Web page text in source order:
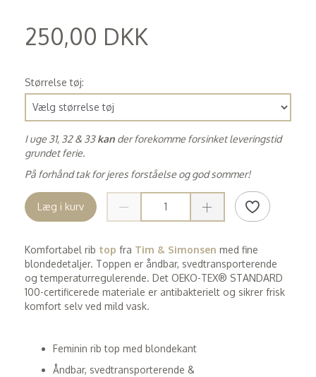
250,00 DKK
Størrelse tøj:
I uge 31, 32 & 33kan der forekomme forsinket leveringstid
grundet ferie.
På forhånd tak for jeres forståelse og god sommer!
Læg i kurv
Komfortabel rib top fra Tim & Simonsen med fine
blondedetaljer. Toppen er åndbar, svedtransporterende
og temperaturregulerende. Det OEKO-TEX® STANDARD
100-certificerede materiale er antibakterielt og sikrer frisk
komfort selv ved mild vask.
Feminin rib top med blondekant
Åndbar, svedtransporterende &